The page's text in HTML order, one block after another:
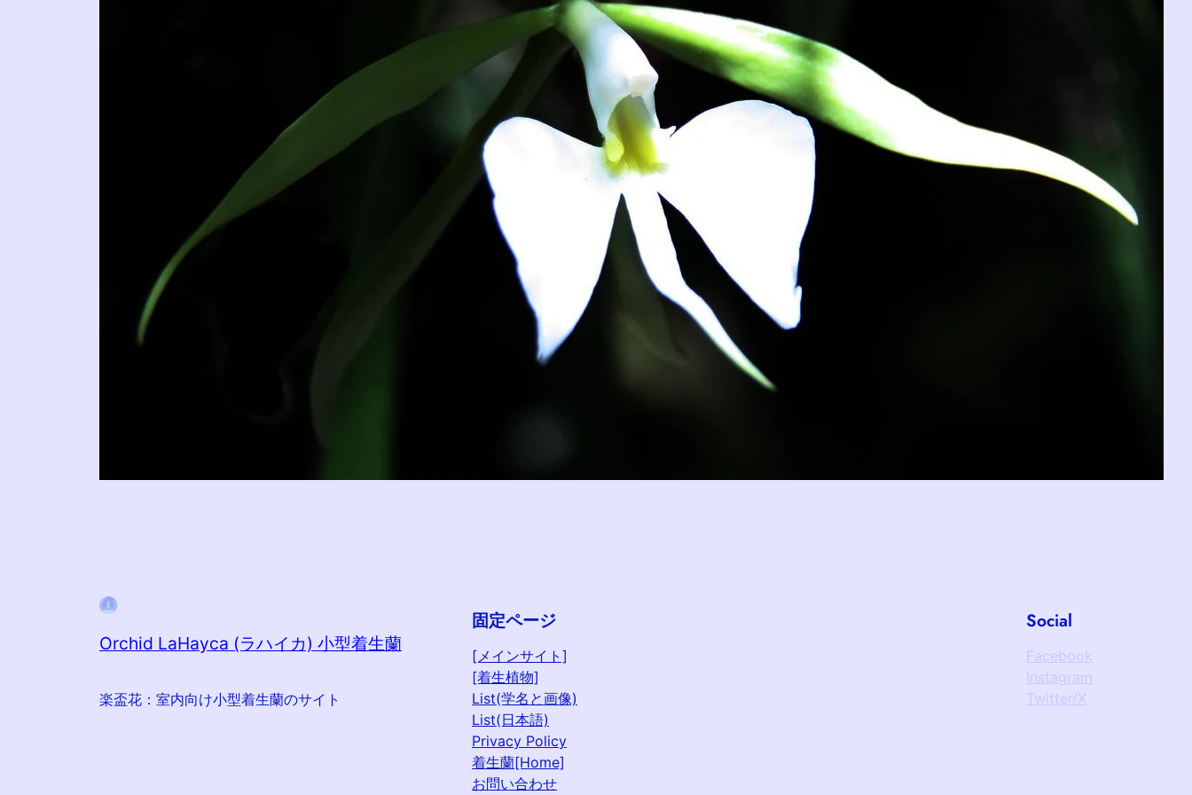
Epidendrum parkinsonianum
Orchid LaHayca (ラハイカ) 小型着生蘭
楽盃花：室内向け小型着生蘭のサイト
固定ページ
[メインサイト]
[着生植物]
List(学名と画像)
List(日本語)
Privacy Policy
着生蘭[Home]
お問い合わせ
Social
Facebook
Instagram
Twitter/X